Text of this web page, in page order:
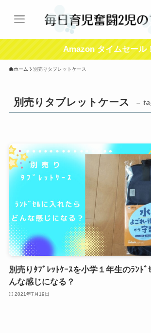
Amazon タイムセール！
ホーム 別売りタブレットケース
別売りタブレットケース –
別売りﾀﾌﾞﾚｯﾄｹｰｽを小学１年生のﾗﾝﾄ
んな感じになる？
2021年7月19日